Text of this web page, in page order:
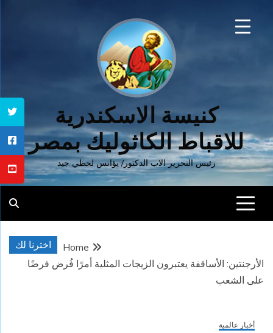
كنيسة الاسكندرية
للاقباط الكاثوليك بمصر
رئيس التحرير الاب الدكتور/ يؤانس لحظي جيد
اخترنا لك
Home
الأرجنتين: الأساقفة يعتبرون الزيجات المثلية أمرًا فُرض فرضًا
على الشعب
أخبار عالمية